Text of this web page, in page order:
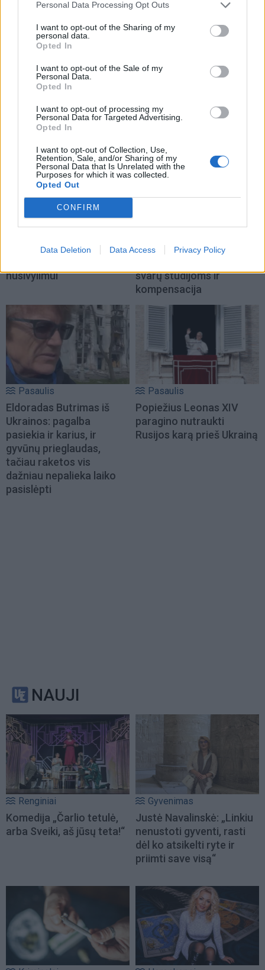
Personal Data Processing Opt Outs
I want to opt-out of the Sharing of my
personal data.
Opted In
I want to opt-out of the Sale of my
Personal Data.
Opted In
I want to opt-out of processing my
Personal Data for Targeted Advertising.
Opted In
I want to opt-out of Collection, Use,
Retention, Sale, and/or Sharing of my
Personal Data that Is Unrelated with the
Purposes for which it was collected.
Opted Out
CONFIRM
Data Deletion Data Access Privacy Policy
Pasaulis
vasaros karščio bangai
melagienų, Transilvanijos
Karinis ir diplomatinis
Ukrainos naudai užleidžia
nusivylimui
darbuotojai - meilužei -
svarų studijoms ir
kompensacija
Pasaulis
Eldoradas Butrimas iš
Ukrainos: pagalba
pasiekia ir karius, ir
gyvūnų prieglaudas,
tačiau raketos vis
dažniau nepalieka laiko
pasislėpti
Pasaulis
Popiežius Leonas XIV
paragino nutraukti
Rusijos karą prieš Ukrainą
NAUJI
Renginiai
Komedija „Čarlio tetulė,
arba Sveiki, aš jūsų teta!“
Gyvenimas
Justė Navalinskė: „Linkiu
nenustoti gyventi, rasti
dėl ko atsikelti ryte ir
priimti save visą“